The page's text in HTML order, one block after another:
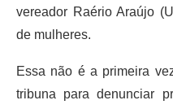
vereador Raério Araújo
de mulheres.
Essa não é a primeira
tribuna para denunciar